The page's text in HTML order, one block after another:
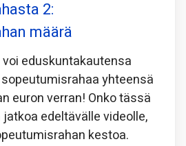
2:
määrä
eduskuntakautensa
yhteensä
euron verran! Onko tässä
edeltävälle videolle,
kestoa.